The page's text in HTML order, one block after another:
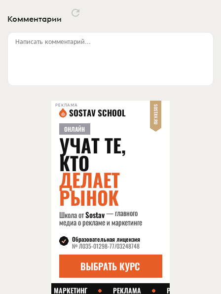
Комментарии
Написать комментарий...
РЕКЛАМА